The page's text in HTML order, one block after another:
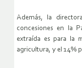
Además, la
concesiones en la
extraída es para la
agricultura, y el 14%